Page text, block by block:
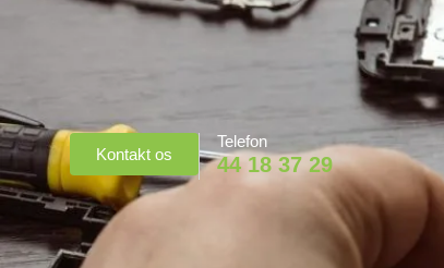
Kontakt os
Telefon
44 18 37 29